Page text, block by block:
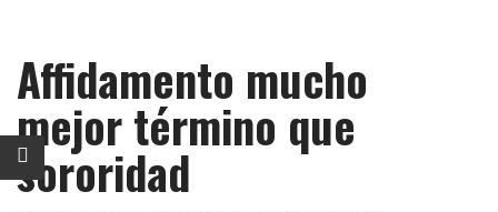
Affidamento mucho
mejor término que
sororidad